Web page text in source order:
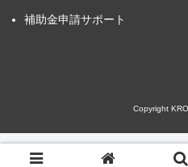
補助金申請サポート
Copyright